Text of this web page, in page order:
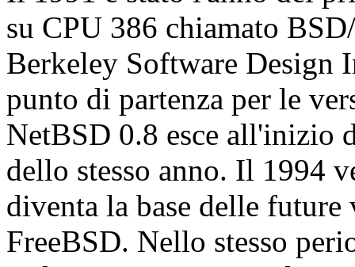
su CPU 386 chiamato
Berkeley Software Design
punto di partenza per le
NetBSD 0.8 esce all'inizio
dello stesso anno. Il 1994
diventa la base delle
FreeBSD. Nello stesso